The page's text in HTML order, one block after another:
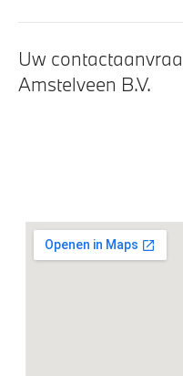
BMW TeleServices
Midnight Grau
Adaptieve LED
Uw
Amstelveen B.V.